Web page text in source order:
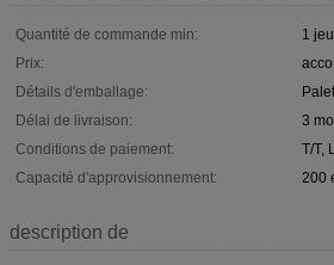
Quantité de commande min:
1 jeu
Prix:
Détails d'emballage:
Délai de livraison:
3
Conditions de paiement:
T/T,
Capacité d'approvisionnement:
200
description de